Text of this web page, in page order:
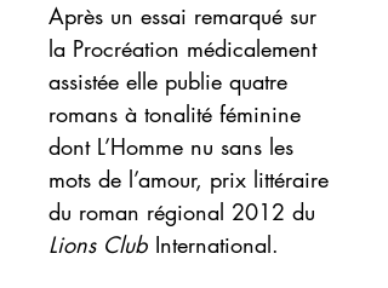
Après un essai remarqué sur
la Procréation médicalement
assistée elle publie quatre
romans à tonalité féminine
dont L’Homme nu sans les
mots de l’amour, prix littéraire
du roman régional 2012 du
Lions Club International.